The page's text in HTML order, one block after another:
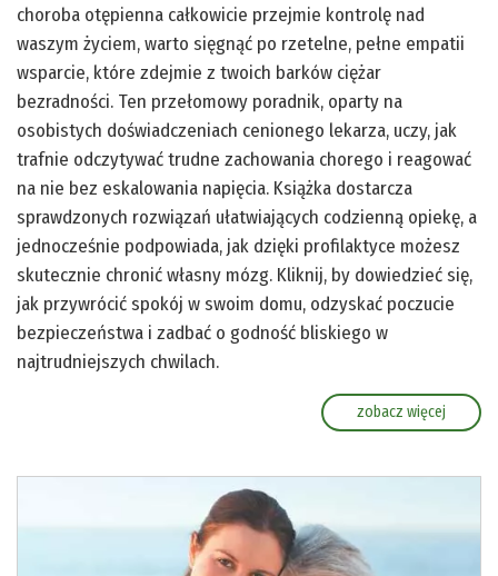
choroba otępienna całkowicie przejmie kontrolę nad
waszym życiem, warto sięgnąć po rzetelne, pełne empatii
wsparcie, które zdejmie z twoich barków ciężar
bezradności. Ten przełomowy poradnik, oparty na
osobistych doświadczeniach cenionego lekarza, uczy, jak
trafnie odczytywać trudne zachowania chorego i reagować
na nie bez eskalowania napięcia. Książka dostarcza
sprawdzonych rozwiązań ułatwiających codzienną opiekę, a
jednocześnie podpowiada, jak dzięki profilaktyce możesz
skutecznie chronić własny mózg. Kliknij, by dowiedzieć się,
jak przywrócić spokój w swoim domu, odzyskać poczucie
bezpieczeństwa i zadbać o godność bliskiego w
najtrudniejszych chwilach.
zobacz więcej